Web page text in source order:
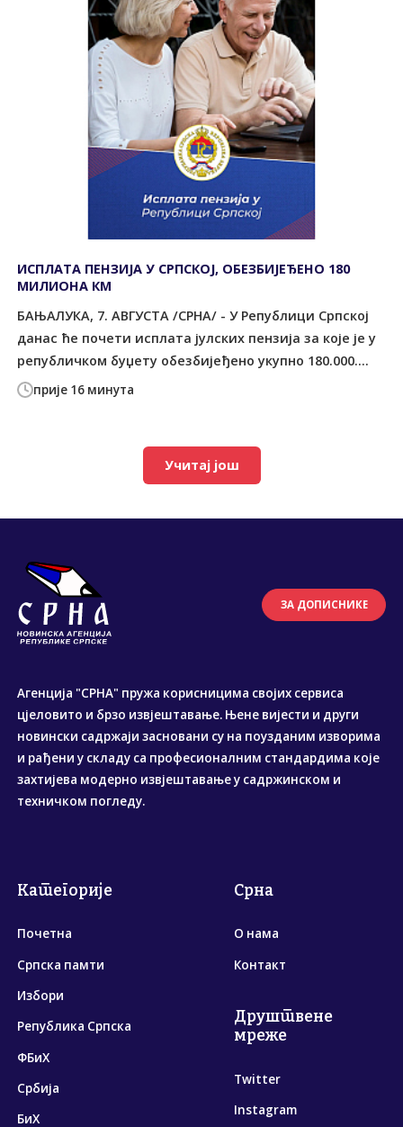
прије 16 минута
ИСПЛАТА ПЕНЗИЈА У СРПСКОЈ, ОБЕЗБИЈЕЂЕНО 180
МИЛИОНА КМ
БАЊАЛУКА, 7. АВГУСТА /СРНА/ - У Републици Српској
данас ће почети исплата јулских пензија за које је у
републичком буџету обезбијеђено укупно 180.000....
Учитај још
ЗА ДОПИСНИКЕ
Агенција "СРНА" пружа корисницима својих сервиса
цјеловито и брзо извјештавање. Њене вијести и други
новински садржаји засновани су на поузданим изворима
и рађени у складу са професионалним стандардима које
захтијева модерно извјештавање у садржинском и
техничком погледу.
Категорије
Почетна
Српска памти
Избори
Република Српска
ФБиХ
Србија
БиХ
Срна
О нама
Контакт
Друштвене
мреже
Twitter
Instagram